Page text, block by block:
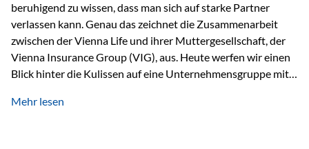
beruhigend zu wissen, dass man sich auf starke Partner
verlassen kann. Genau das zeichnet die Zusammenarbeit
zwischen der Vienna Life und ihrer Muttergesellschaft, der
Vienna Insurance Group (VIG), aus. Heute werfen wir einen
Blick hinter die Kulissen auf eine Unternehmensgruppe mit
einem stabilen Fundament. Ein starkes Netzwerk in ganz
Mehr lesen